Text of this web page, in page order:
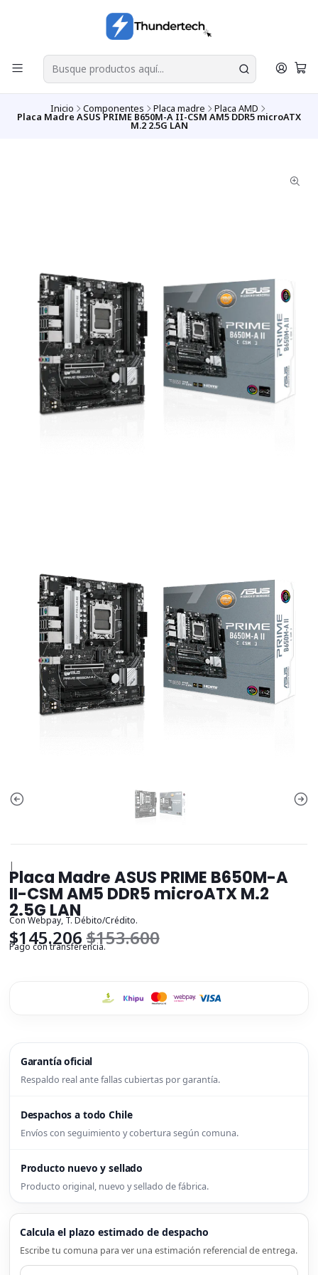
Inicio Componentes Placa madre Placa AMD
Placa Madre ASUS PRIME B650M-A II-CSM AM5 DDR5 microATX
M.2 2.5G LAN
|
Placa Madre ASUS PRIME B650M-A
II-CSM AM5 DDR5 microATX M.2
2.5G LAN
Con Webpay, T. Débito/Crédito.
$145.206$153.600
Pago con transferencia.
Garantía oficial
Respaldo real ante fallas cubiertas por garantía.
Despachos a todo Chile
Envíos con seguimiento y cobertura según comuna.
Producto nuevo y sellado
Producto original, nuevo y sellado de fábrica.
Calcula el plazo estimado de despacho
Escribe tu comuna para ver una estimación referencial de entrega.